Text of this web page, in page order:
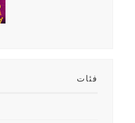
فئات